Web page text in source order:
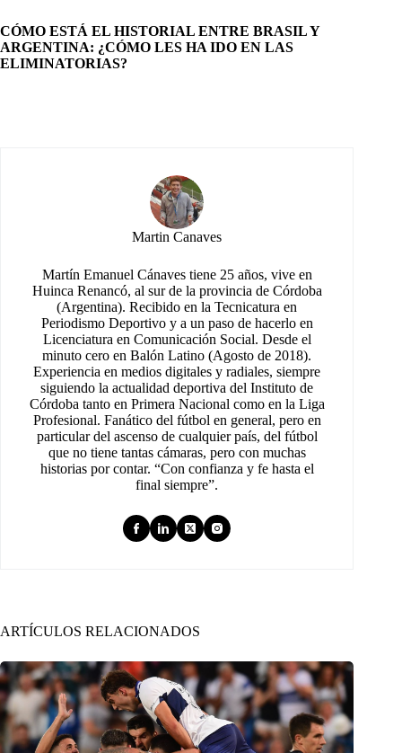
CÓMO ESTÁ EL HISTORIAL ENTRE BRASIL Y
ARGENTINA: ¿CÓMO LES HA IDO EN LAS
ELIMINATORIAS?
Martin Canaves
Martín Emanuel Cánaves tiene 25 años, vive en
Huinca Renancó, al sur de la provincia de Córdoba
(Argentina). Recibido en la Tecnicatura en
Periodismo Deportivo y a un paso de hacerlo en
Licenciatura en Comunicación Social. Desde el
minuto cero en Balón Latino (Agosto de 2018).
Experiencia en medios digitales y radiales, siempre
siguiendo la actualidad deportiva del Instituto de
Córdoba tanto en Primera Nacional como en la Liga
Profesional. Fanático del fútbol en general, pero en
particular del ascenso de cualquier país, del fútbol
que no tiene tantas cámaras, pero con muchas
historias por contar. “Con confianza y fe hasta el
final siempre”.
ARTÍCULOS RELACIONADOS